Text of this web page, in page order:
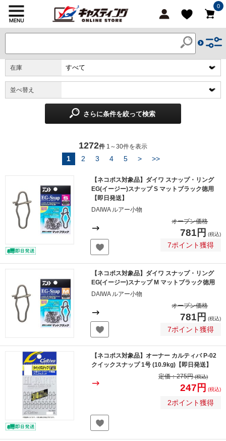
0
在庫
並べ替え
さらに条件を絞って検索
1272件 1～30件を表示
1 2 3 4 5 > >>
【ネコポス対象品】ダイワ スナップ・リング
EG(イージー)スナップ S マットブラック徳用
【即日発送】
DAIWA ルアー小物
オープン価格
781円 (税込)
7ポイント獲得
【ネコポス対象品】ダイワ スナップ・リング
EG(イージー)スナップ M マットブラック徳用
DAIWA ルアー小物
オープン価格
781円 (税込)
7ポイント獲得
【ネコポス対象品】オーナー カルティバ P-02
クイックスナップ 1号 (10.9kg)【即日発送】
定価：275円(税込)
247円 (税込)
2ポイント獲得